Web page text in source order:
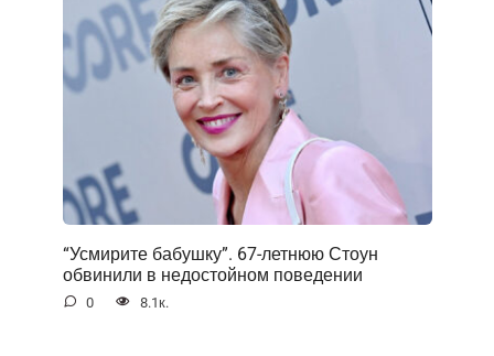
“Усмирите бабушку”. 67-летнюю Стоун
обвинили в недостойном поведении
0 8.1к.